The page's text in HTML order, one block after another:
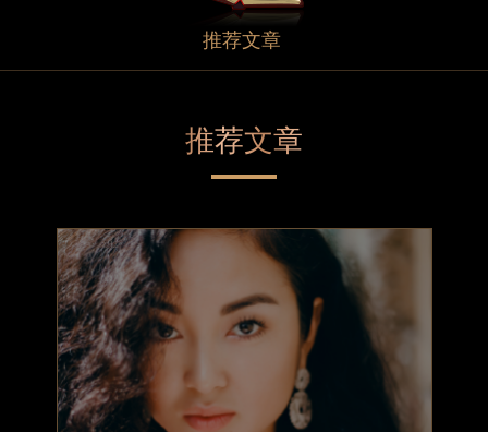
推荐文章
推荐文章